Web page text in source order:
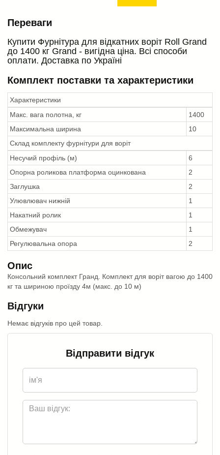
Переваги
Купити Фурнітура для відкатних воріт Roll Grand
до 1400 кг Grand - вигідна ціна. Всі способи
оплати. Доставка по Україні
Комплект поставки та характеристики
Характеристики
Макс. вага полотна, кг
1400
Максимальна ширина
10
Склад комплекту фурнітури для воріт
Несучий профіль (м)
6
Опорна роликова платформа оцинкована
2
Заглушка
2
Улювлювач нижній
1
Накатний ролик
1
Обмежувач
1
Регулювальна опора
2
Опис
Консольний комплект Гранд. Комплект для воріт вагою до 1400
кг та шириною проїзду 4м (макс. до 10 м)
Відгуки
Немає відгуків про цей товар.
Відправити відгук